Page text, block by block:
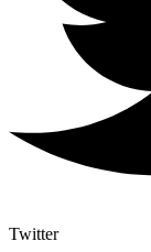
Twitter